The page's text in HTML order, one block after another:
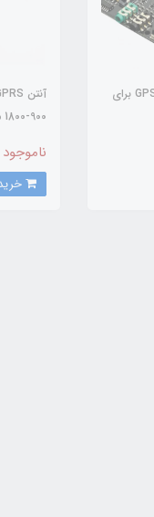
شیلد GPS/GPRS/GSM برای
900-1800 مگاهرتز نری
ناموجود
خرید